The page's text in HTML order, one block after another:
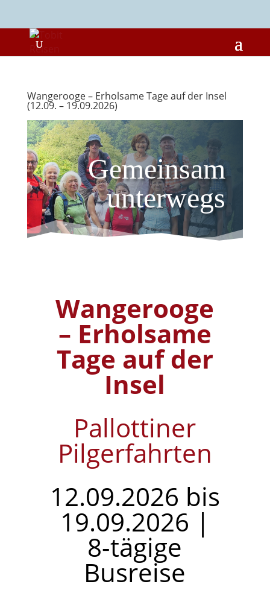
Wangerooge – Erholsame Tage auf der Insel
(12.09. – 19.09.2026)
Gemeinsam
unterwegs
Wangerooge
– Erholsame
Tage auf der
Insel
Pallottiner
Pilgerfahrten
12.09.2026 bis
19.09.2026 |
8-tägige
Busreise